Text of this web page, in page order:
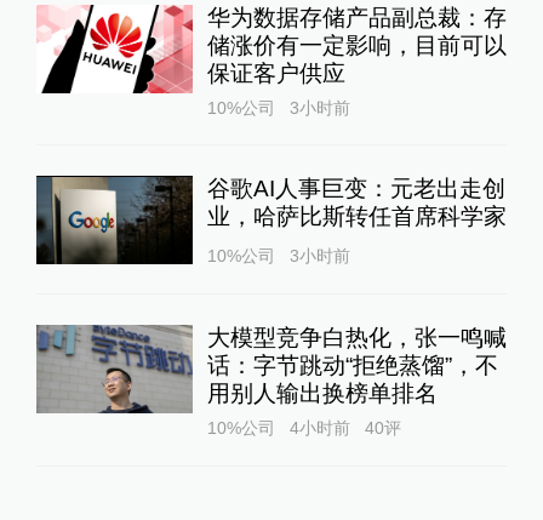
华为数据存储产品副总裁：存
储涨价有一定影响，目前可以
保证客户供应
10%公司 3小时前
谷歌AI人事巨变：元老出走创
业，哈萨比斯转任首席科学家
10%公司 3小时前
大模型竞争白热化，张一鸣喊
话：字节跳动“拒绝蒸馏”，不
用别人输出换榜单排名
10%公司 4小时前 40评